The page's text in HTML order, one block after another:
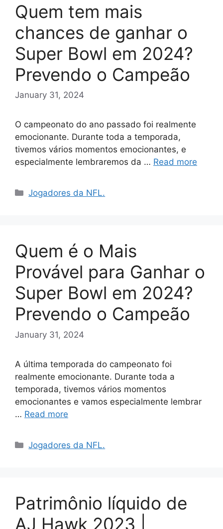
Quem tem mais
chances de ganhar o
Super Bowl em 2024?
Prevendo o Campeão
January 31, 2024
O campeonato do ano passado foi realmente
emocionante. Durante toda a temporada,
tivemos vários momentos emocionantes, e
especialmente lembraremos da … Read more
Categories
Jogadores da NFL.
Quem é o Mais
Provável para Ganhar o
Super Bowl em 2024?
Prevendo o Campeão
January 31, 2024
A última temporada do campeonato foi
realmente emocionante. Durante toda a
temporada, tivemos vários momentos
emocionantes e vamos especialmente lembrar
… Read more
Categories
Jogadores da NFL.
Patrimônio líquido de
AJ Hawk 2023 |